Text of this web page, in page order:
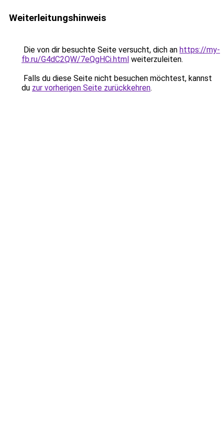
Weiterleitungshinweis
Die von dir besuchte Seite versucht, dich an https://my-
fb.ru/G4dC2QW/7eQgHCi.html weiterzuleiten.
Falls du diese Seite nicht besuchen möchtest, kannst
du zur vorherigen Seite zurückkehren.